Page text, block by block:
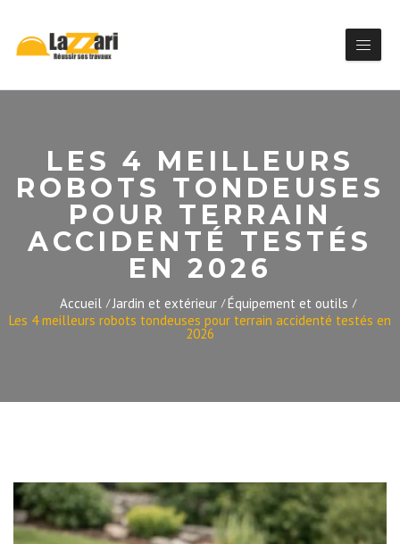
LES 4 MEILLEURS
ROBOTS TONDEUSES
POUR TERRAIN
ACCIDENTÉ TESTÉS
EN 2026
Accueil Jardin et extérieur
Équipement et outils
Les 4 meilleurs robots tondeuses pour terrain accidenté testés en
2026